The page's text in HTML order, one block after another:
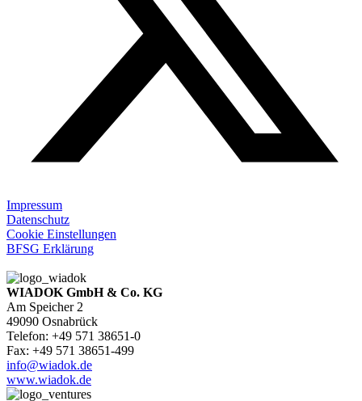
Impressum
Datenschutz
Cookie Einstellungen
BFSG Erklärung
WIADOK GmbH & Co. KG
Am Speicher 2
49090 Osnabrück
Telefon: +49 571 38651-0
Fax: +49 571 38651-499
info@wiadok.de
www.wiadok.de